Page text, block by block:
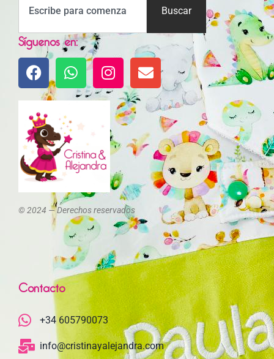
Buscar
Síguenos en:
© 2024 — Derechos reservados
Contacto
+34 605790073
info@cristinayalejandra.com